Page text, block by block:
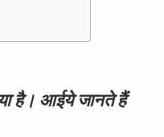
है। आईये जानते हैं